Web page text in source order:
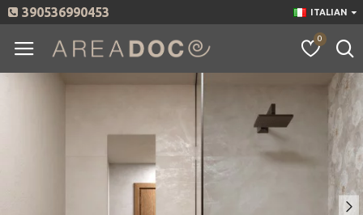
390536990453 ITALIAN
0